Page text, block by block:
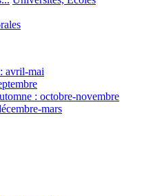
avril-mai
: octobre-novembre
mars